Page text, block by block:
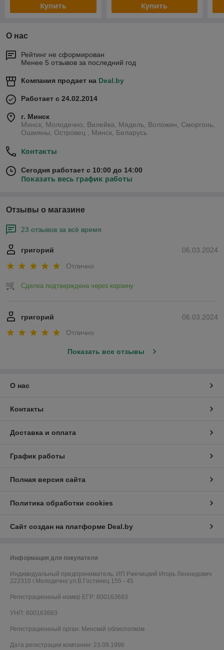
Купить Купить
О нас
Рейтинг не сформирован
Менее 5 отзывов за последний год
Компания продает на Deal.by
Работает с 24.02.2014
г. Минск
Минск, Молодечно, Вилейка, Мядель, Воложин, Сморгонь,
Ошмяны, Островец , Минск, Беларусь
Контакты
Сегодня работает с 10:00 до 14:00
Показать весь график работы
Отзывы о магазине
23 отзывов за всё время
06.03.2024
григорий
Отлично
Сделка подтверждена через корзину
06.03.2024
григорий
Отлично
Показать все отзывы
О нас
Контакты
Доставка и оплата
График работы
Полная версия сайта
Политика обработки cookies
Сайт создан на платформе Deal.by
Информация для покупателя
Индивидуальный предприниматель: ИП Ржечицкий Игорь Леонидович
222310 г.Молодечно ул.В.Гостинец 155 - 45
Регистрационный номер ЕГР: 600163683
УНП: 600163683
Регистрационный орган: Минский облисполком
Дата регистрации компании: 23.09.1996